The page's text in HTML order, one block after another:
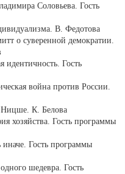
Соловьева. Гость
В. Федотова
о суверенной демократии.
идентичность. Гость
война против России.
Ницше. К. Белова
хозяйства. Гость программы
Гость программы
шедевра. Гость